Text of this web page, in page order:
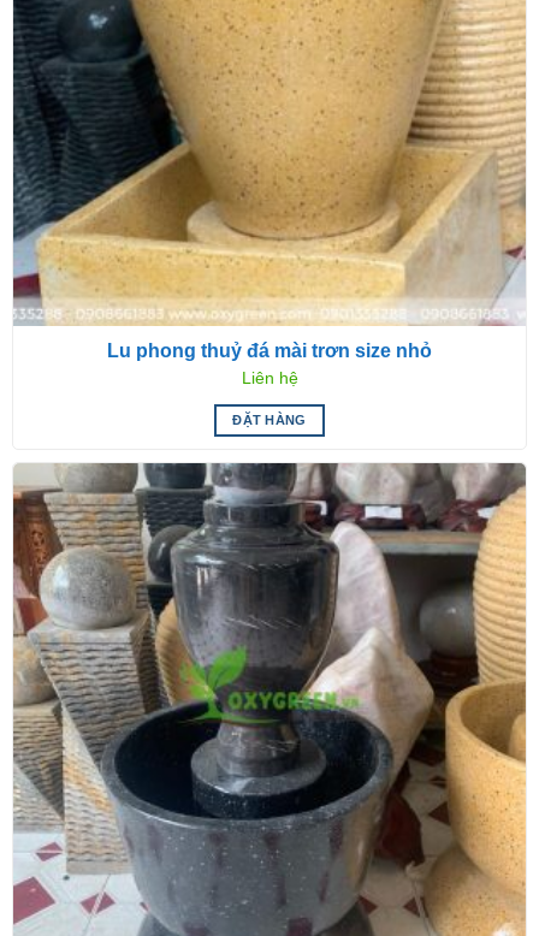
Lu phong thuỷ đá mài trơn size nhỏ
Liên hệ
ĐẶT HÀNG